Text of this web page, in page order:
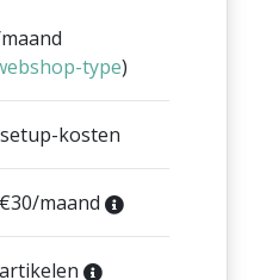
type)
kosten
maand